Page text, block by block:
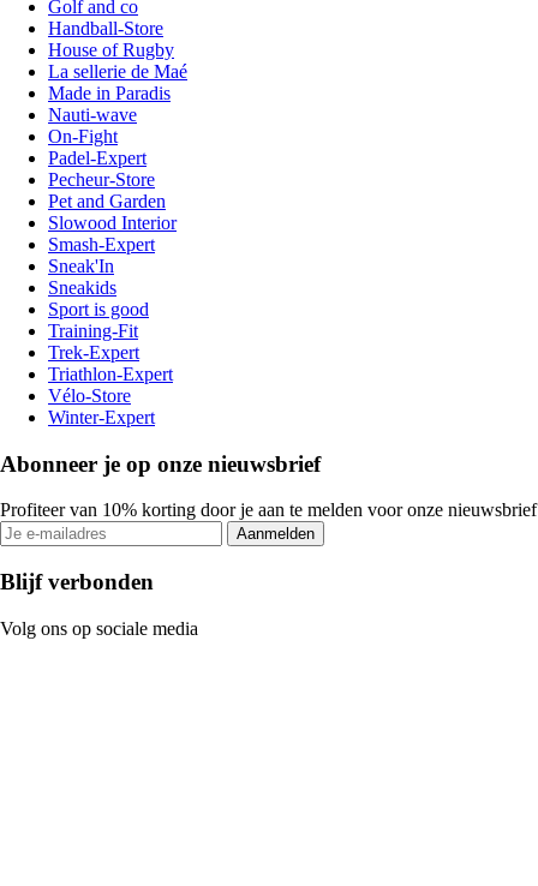
Golf and co
Handball-Store
House of Rugby
La sellerie de Maé
Made in Paradis
Nauti-wave
On-Fight
Padel-Expert
Pecheur-Store
Pet and Garden
Slowood Interior
Smash-Expert
Sneak'In
Sneakids
Sport is good
Training-Fit
Trek-Expert
Triathlon-Expert
Vélo-Store
Winter-Expert
Abonneer je op onze nieuwsbrief
Profiteer van 10% korting door je aan te melden voor onze nieuwsbrief
Aanmelden
Blijf verbonden
Volg ons op sociale media